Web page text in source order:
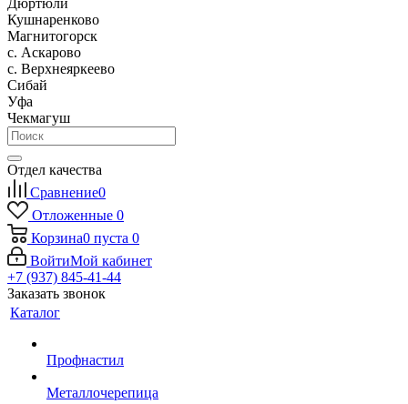
Дюртюли
Кушнаренково
Магнитогорск
с. Аскарово
с. Верхнеяркеево
Сибай
Уфа
Чекмагуш
Отдел качества
Сравнение0
Отложенные 0
Корзина0 пуста 0
ВойтиМой кабинет
+7 (937) 845-41-44
Заказать звонок
Каталог
Профнастил
Металлочерепица